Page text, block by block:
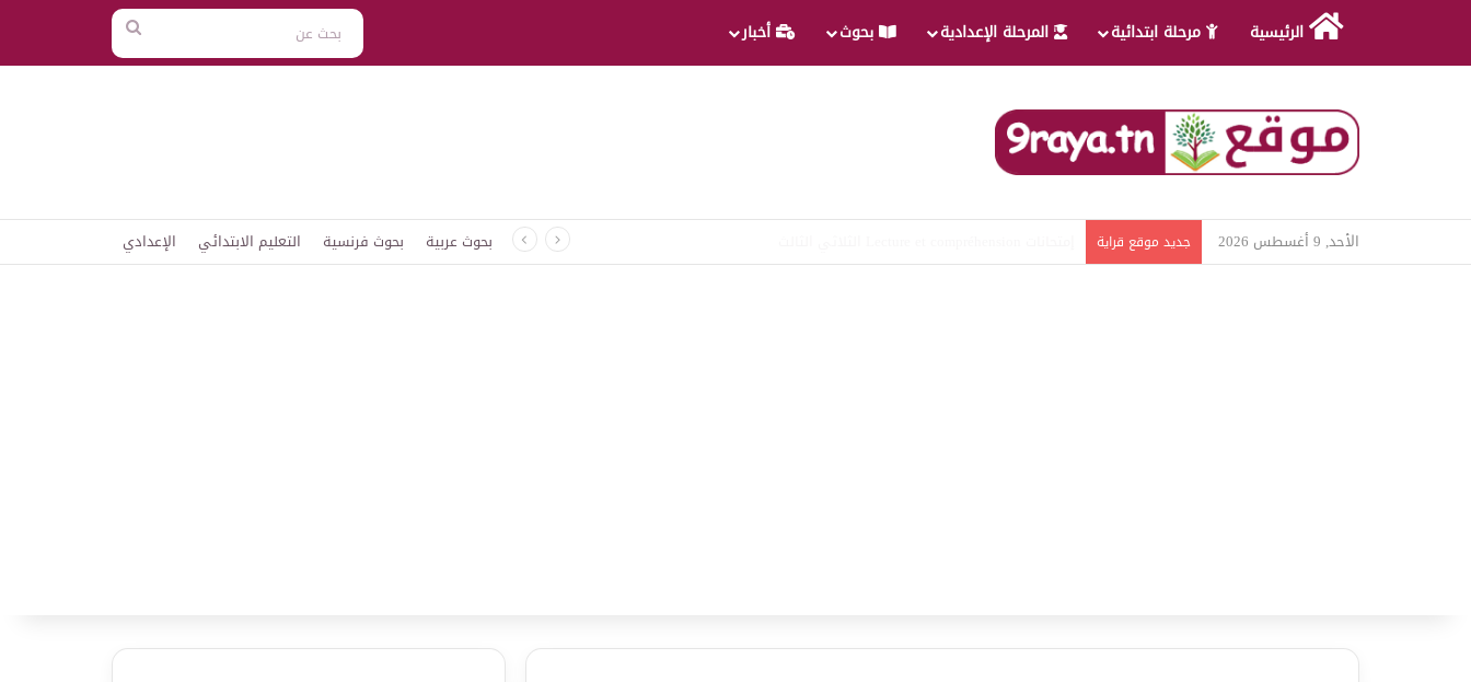
الرئيسية مرحلة ابتدائية المرحلة الإعدادية بحوث أخبار
بحث
عن
الأحد, 9 أغسطس 2026 جديد موقع قراية بحوث عربية بحوث فرنسية التعليم الابتدائي الإعدادي